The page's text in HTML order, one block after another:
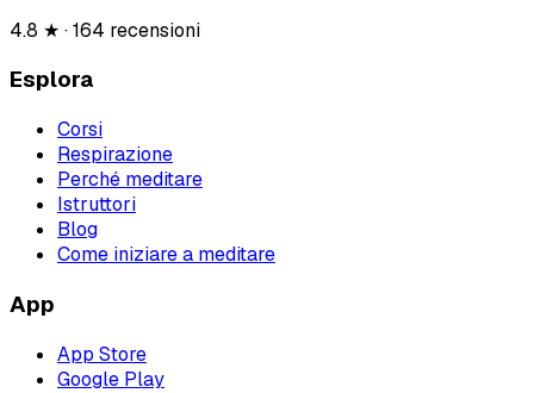
4.8 ★ · 164 recensioni
Esplora
Corsi
Respirazione
Perché meditare
Istruttori
Blog
Come iniziare a meditare
App
App Store
Google Play